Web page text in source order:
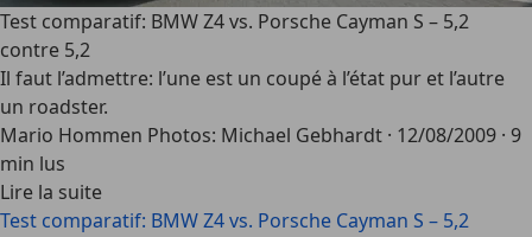
Test comparatif: BMW Z4 vs. Porsche Cayman S – 5,2
contre 5,2
Il faut l’admettre: l’une est un coupé à l’état pur et l’autre
un roadster.
Mario Hommen Photos: Michael Gebhardt · 12/08/2009 · 9
min lus
Lire la suite
Test comparatif: BMW Z4 vs. Porsche Cayman S – 5,2